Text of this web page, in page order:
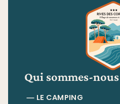
Qui sommes-nous
LE CAMPING